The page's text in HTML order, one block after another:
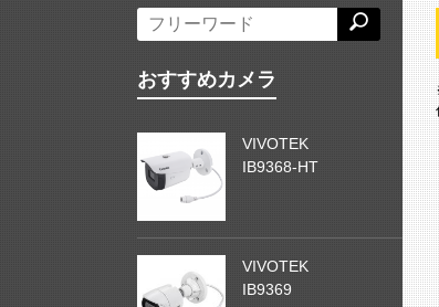
おすすめカメラ
VIVOTEK
IB9368-HT
VIVOTEK
IB9369